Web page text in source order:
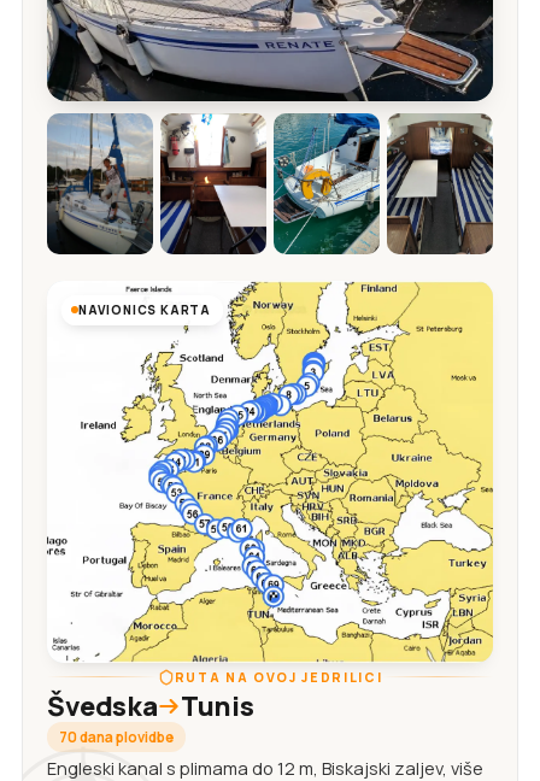
NAVIONICS KARTA
RUTA NA OVOJ JEDRILICI
Švedska Tunis
70 dana plovidbe
Engleski kanal s plimama do 12 m, Biskajski zaljev, više